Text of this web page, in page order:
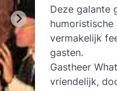
Deze galante
vermakelijk
gasten.
Gastheer
vriendelijk,